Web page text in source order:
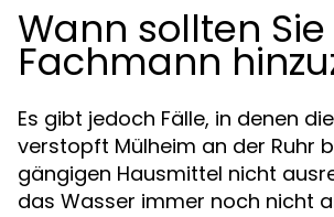
Wann sollten
Fachmann
Es gibt jedoch Fälle, in denen
verstopft Mülheim an der Ruhr
gängigen Hausmittel nicht
das Wasser immer noch nicht